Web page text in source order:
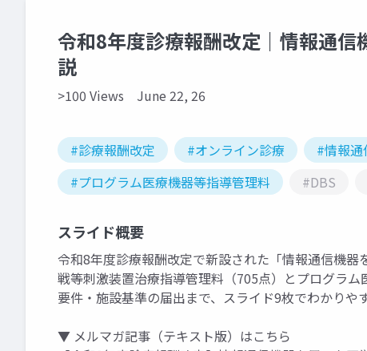
令和8年度診療報酬改定｜情報通
説
>100 Views June 22, 26
#診療報酬改定 #オンライン診療 #情報通
#プログラム医療機器等指導管理料
#DBS
スライド概要
令和8年度診療報酬改定で新設された「情報通信機
戦等刺激装置治療指導管理料（705点）とプログラ
要件・施設基準の届出まで、スライド9枚でわかりや
▼ メルマガ記事（テキスト版）はこちら